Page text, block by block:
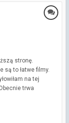
stronę.
są to łatwe filmy.
na tej
trwa